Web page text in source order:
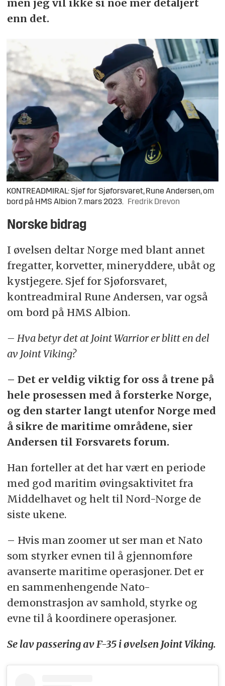
men jeg vil ikke si noe mer detaljert
enn det.
KONTREADMIRAL: Sjef for Sjøforsvaret, Rune Andersen, om
bord på HMS Albion 7. mars 2023. Fredrik Drevon
Norske bidrag
I øvelsen deltar Norge med blant annet
fregatter, korvetter, mineryddere, ubåt og
kystjegere. Sjef for Sjøforsvaret,
kontreadmiral Rune Andersen, var også
om bord på HMS Albion.
– Hva betyr det at Joint Warrior er blitt en del
av Joint Viking?
– Det er veldig viktig for oss å trene på
hele prosessen med å forsterke Norge,
og den starter langt utenfor Norge med
å sikre de maritime områdene, sier
Andersen til Forsvarets forum.
Han forteller at det har vært en periode
med god maritim øvingsaktivitet fra
Middelhavet og helt til Nord-Norge de
siste ukene.
– Hvis man zoomer ut ser man et Nato
som styrker evnen til å gjennomføre
avanserte maritime operasjoner. Det er
en sammenhengende Nato-
demonstrasjon av samhold, styrke og
evne til å koordinere operasjoner.
Se lav passering av F-35 i øvelsen Joint Viking.